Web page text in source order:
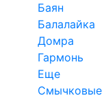
Баян
Балалайка
Домра
Гармонь
Еще
Смычковые